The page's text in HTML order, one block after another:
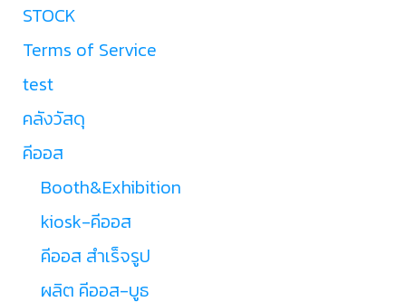
STOCK
Terms of Service
test
คลังวัสดุ
คีออส
Booth&Exhibition
kiosk-คีออส
คีออส สำเร็จรูป
ผลิต คีออส-บูธ